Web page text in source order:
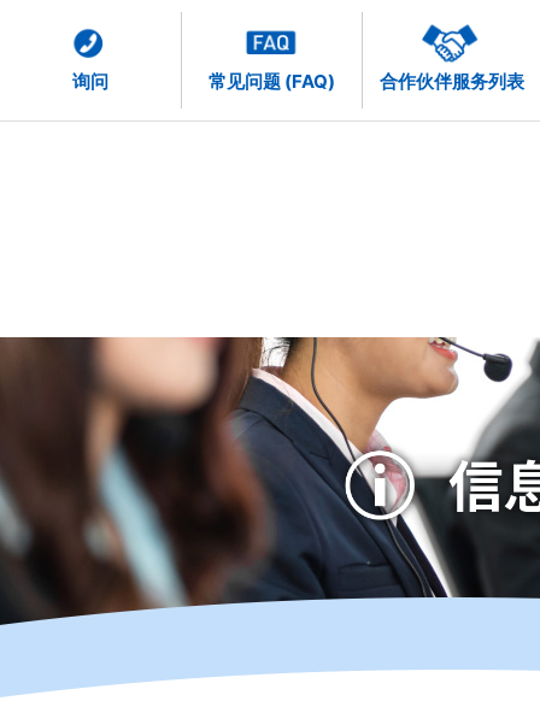
询问 常见问题 (FAQ) 合作伙伴服务列表